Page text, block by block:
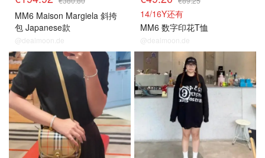
MM6 Maison Margiela 斜挎
包 Japanese款
@dealmoon.de
14/16Y还有
MM6 数字印花T恤
@dealmoon.de